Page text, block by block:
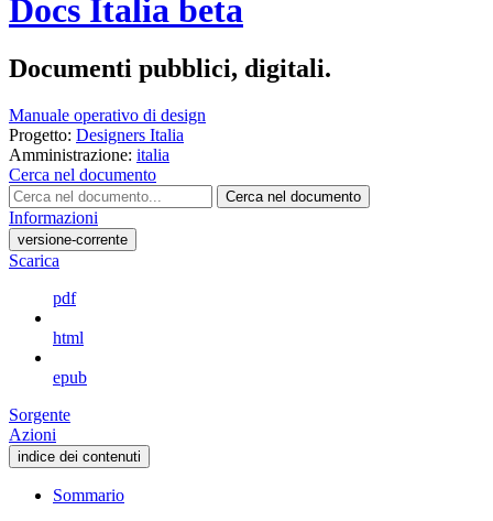
Docs Italia beta
Documenti pubblici, digitali.
Manuale operativo di design
Progetto: Designers Italia
Amministrazione: italia
Cerca nel documento
Cerca nel documento
Informazioni
versione-corrente
Scarica
pdf
html
epub
Sorgente
Azioni
indice dei contenuti
Sommario